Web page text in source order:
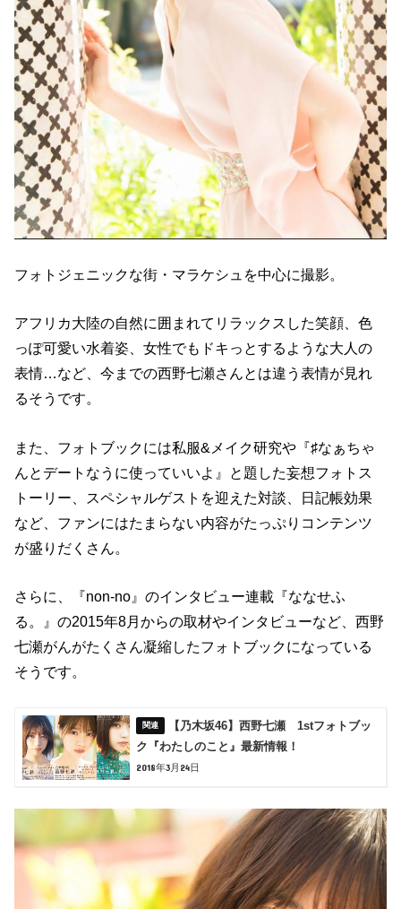
フォトジェニックな街・マラケシュを中心に撮影。
アフリカ大陸の自然に囲まれてリラックスした笑顔、色
っぽ可愛い水着姿、女性でもドキっとするような大人の
表情…など、今までの西野七瀬さんとは違う表情が見れ
るそうです。
また、フォトブックには私服&メイク研究や『♯なぁちゃ
んとデートなうに使っていいよ』と題した妄想フォトス
トーリー、スペシャルゲストを迎えた対談、日記帳効果
など、ファンにはたまらない内容がたっぷりコンテンツ
が盛りだくさん。
さらに、『non-no』のインタビュー連載『ななせふ
る。』の2015年8月からの取材やインタビューなど、西野
七瀬がんがたくさん凝縮したフォトブックになっている
そうです。
【乃木坂46】西野七瀬 1stフォトブッ
ク『わたしのこと』最新情報！
2018年3月24日